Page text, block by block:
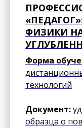
ФИЗИКИ
Форма
технологий
Документ:
образца о